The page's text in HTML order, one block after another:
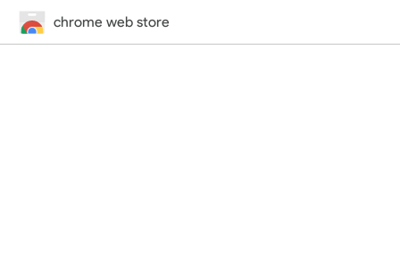
chrome web store